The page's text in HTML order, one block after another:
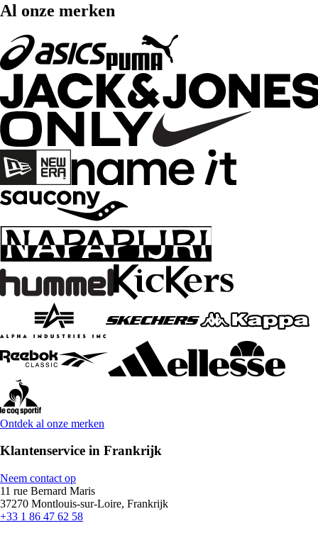
Al onze merken
Ontdek al onze merken
Klantenservice in Frankrijk
Neem contact op
11 rue Bernard Maris
37270 Montlouis-sur-Loire, Frankrijk
+33 1 86 47 62 58